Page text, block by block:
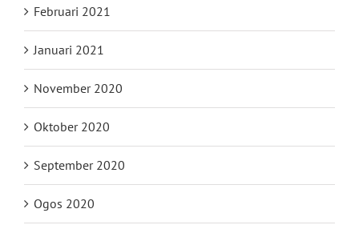
Februari 2021
Januari 2021
November 2020
Oktober 2020
September 2020
Ogos 2020